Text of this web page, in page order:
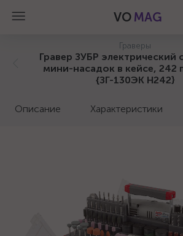
VO MAG
Граверы
Гравер ЗУБР электрический
мини-насадок в кейсе, 242
{ЗГ-130ЭК H242}
Описание Характеристики